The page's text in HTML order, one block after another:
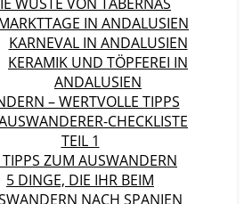
IN ANDALUSIEN
KARNEVAL IN ANDALUSIEN
KERAMIK UND TÖPFEREI IN
ANDALUSIEN
– WERTVOLLE TIPPS
CHECKLISTE
TEIL 1
ZUM AUSWANDERN
5 DINGE, DIE IHR BEIM
NACH SPANIEN